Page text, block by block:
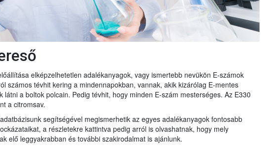
elképzelhetetlen adalékanyagok, vagy ismertebb nevükön E-számok
számos tévhit kering a mindennapokban, vannak, akik kizárólag E-mentes
látni a boltok polcain. Pedig tévhit, hogy minden E-szám mesterséges. Az E330
a citromsav.
segítségével megismerhetik az egyes adalékanyagok fontosabb
a részletekre kattintva pedig arról is olvashatnak, hogy mely
elő leggyakrabban és további szakirodalmat is ajánlunk.